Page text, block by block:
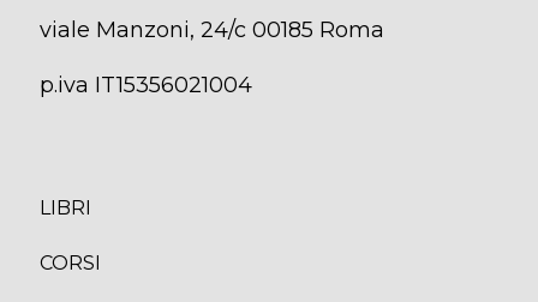
viale Manzoni, 24/c 00185 Roma
p.iva IT15356021004
LIBRI
CORSI